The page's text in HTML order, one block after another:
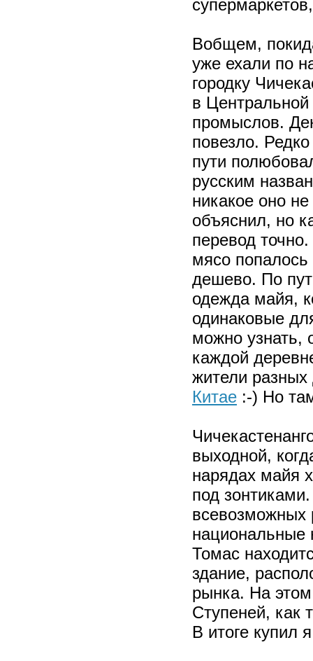
Вобщем,
уже ехали по
городку
в
промыслов.
повезло.
пути
русским
никакое оно
объяснил, но
перевод
мясо
дешево. По
одежда майя,
одинаковые
можно узнать,
каждой
жители разных
Китае :-) Но
выходной,
нарядах майя
под
всевозможных
национальные
Томас
здание,
рынка. На этом
Ступеней, как
В итоге купил